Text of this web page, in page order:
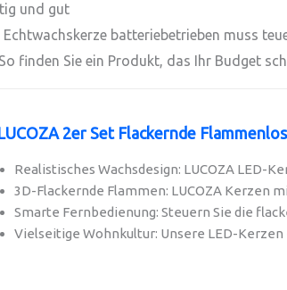
und gut
batteriebetrieben muss
finden Sie ein Produkt, das Ihr Budget
2er Set Flackernde
Realistisches Wachsdesign: LUCOZA LED-
3D-Flackernde Flammen: LUCOZA Kerzen
Smarte Fernbedienung: Steuern Sie die
Vielseitige Wohnkultur: Unsere LED-